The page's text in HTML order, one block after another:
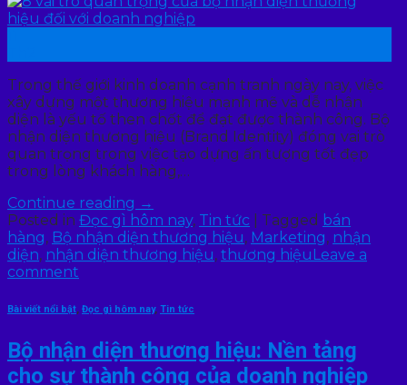
Trong thế giới kinh doanh cạnh tranh ngày nay, việc
xây dựng một thương hiệu mạnh mẽ và dễ nhận
diện là yếu tố then chốt để đạt được thành công. Bộ
nhận diện thương hiệu (Brand Identity) đóng vai trò
quan trọng trong việc tạo dựng ấn tượng tốt đẹp
trong lòng khách hàng,…
Continue reading →
Posted in Đọc gì hôm nay, Tin tức Tagged bán
hàng, Bộ nhận diện thương hiệu, Marketing, nhận
diện, nhận diện thương hiệu, thương hiệu Leave a
comment
Bài viết nổi bật, Đọc gì hôm nay, Tin tức
Bộ nhận diện thương hiệu: Nền tảng
cho sự thành công của doanh nghiệp